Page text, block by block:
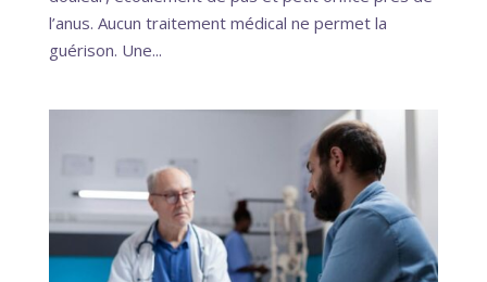
l’anus. Aucun traitement médical ne permet la
guérison. Une...